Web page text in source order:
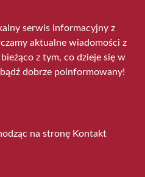
serwis informacyjny z
aktualne wiadomości z
z tym, co dzieje się w
dobrze poinformowany!
na stronę Kontakt